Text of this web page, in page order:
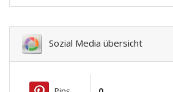
Sozial Media übersicht